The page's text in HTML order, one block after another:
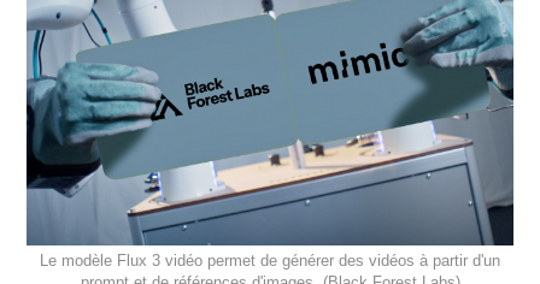
Le modèle Flux 3 vidéo permet de générer des vidéos à partir d'un